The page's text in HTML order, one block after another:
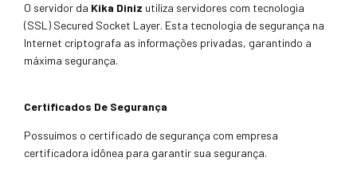
O servidor da Kika Diniz utiliza servidores com tecnologia
(SSL) Secured Socket Layer. Esta tecnologia de segurança na
Internet criptografa as informações privadas, garantindo a
máxima segurança.
Certificados De Segurança
Possuímos o certificado de segurança com empresa
certificadora idônea para garantir sua segurança.